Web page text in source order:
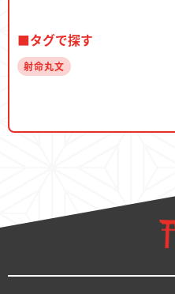
■タグで探す
射命丸文